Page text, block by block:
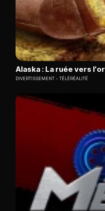
Alaska : La ruée vers l'or
DIVERTISSEMENT TÉLÉRÉALITÉ